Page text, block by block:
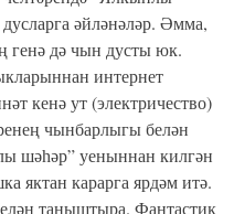
әйләнәләр. Әмма,
генә дә чын дусты юк.
интернет
кенә ут (электричество)
чынбарлыгы белән
шәһәр” уеныннан килгән
яктан карарга ярдәм итә.
таныштыра. Фантастик